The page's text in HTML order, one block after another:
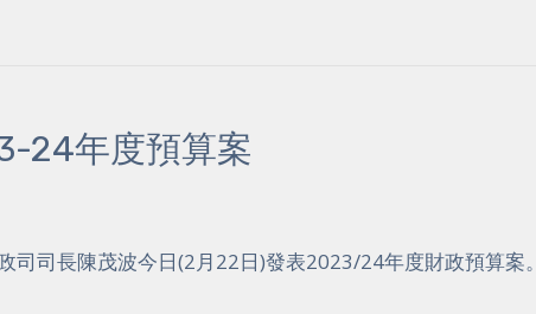
24年度預算案
司司長陳茂波今日(2月22日)發表2023/24年度財政預算案。